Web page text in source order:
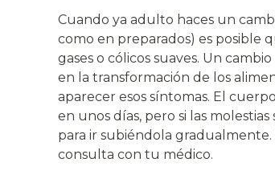
Cuando ya adulto haces un
como en preparados) es posible
gases o cólicos suaves. Un
en la transformación de los
aparecer esos síntomas. El
en unos días, pero si las
para ir subiéndola
consulta con tu médico.